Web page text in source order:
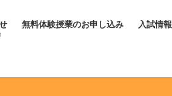
無料体験授業のお申し込み 入試情報